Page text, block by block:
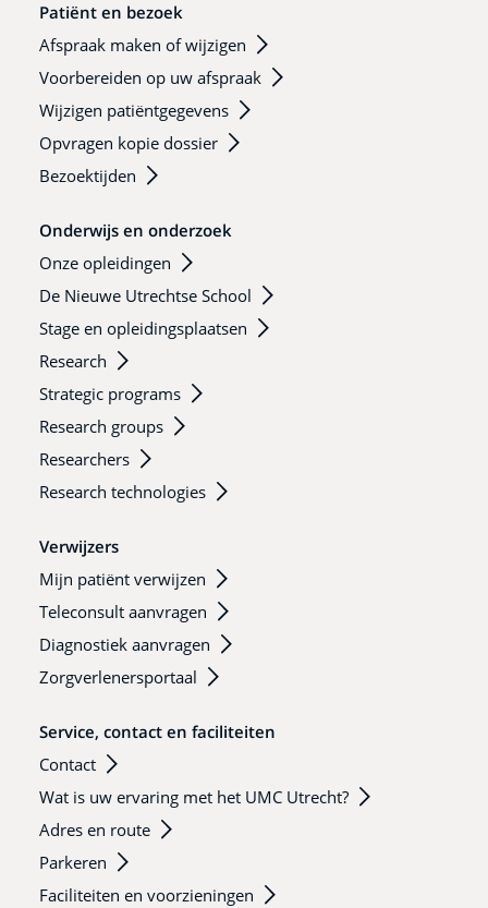
Patiënt en bezoek
Afspraak maken of wijzigen
Voorbereiden op uw afspraak
Wijzigen patiëntgegevens
Opvragen kopie dossier
Bezoektijden
Onderwijs en onderzoek
Onze opleidingen
De Nieuwe Utrechtse School
Stage en opleidingsplaatsen
Research
Strategic programs
Research groups
Researchers
Research technologies
Verwijzers
Mijn patiënt verwijzen
Teleconsult aanvragen
Diagnostiek aanvragen
Zorgverlenersportaal
Service, contact en faciliteiten
Contact
Wat is uw ervaring met het UMC Utrecht?
Adres en route
Parkeren
Faciliteiten en voorzieningen